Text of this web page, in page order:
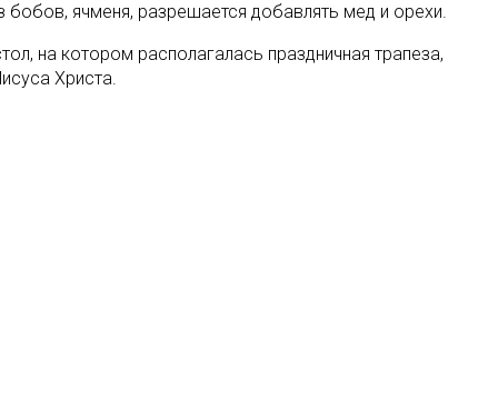
ячменя, разрешается добавлять мед и орехи.
на котором располагалась праздничная трапеза,
Христа.